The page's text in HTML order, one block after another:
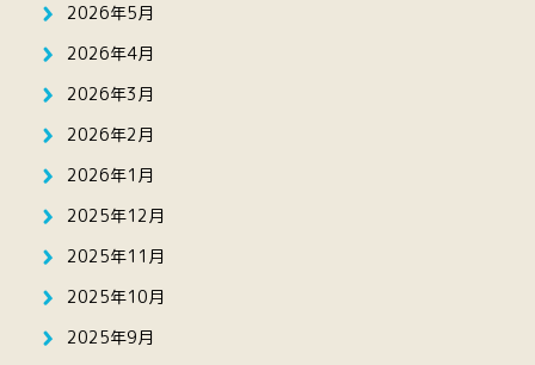
2026年5月
2026年4月
2026年3月
2026年2月
2026年1月
2025年12月
2025年11月
2025年10月
2025年9月